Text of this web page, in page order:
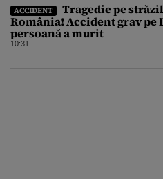
ACCIDENT
Tragedie pe
România! Accident grav pe
persoană a murit
10:31